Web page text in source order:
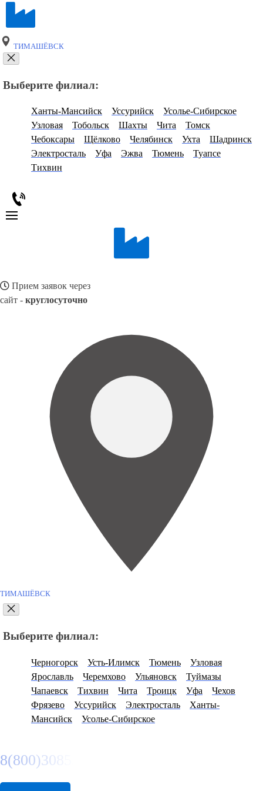
ТИМАШЁВСК
Выберите филиал:
Ханты-Мансийск Уссурийск
Усолье-Сибирское
Узловая
Тобольск Шахты Чита
Томск
Чебоксары
Щёлково Челябинск Ухта
Шадринск
Электросталь
Уфа Эжва Тюмень
Туапсе
Тихвин
Прием заявок через
сайт - круглосуточно
ТИМАШЁВСК
Выберите филиал:
Черногорск Усть-Илимск Тюмень
Узловая
Ярославль
Черемхово Ульяновск
Туймазы
Чапаевск
Тихвин Чита Троицк Уфа
Чехов
Фрязево
Уссурийск Электросталь
Ханты-
Мансийск
Усолье-Сибирское
8(800)3085303